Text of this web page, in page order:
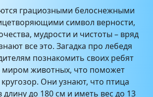
грациозными белоснежными
символ верности,
мудрости и чистоты – вряд
все это. Загадка про лебедя
познакомить своих ребят
миром животных, что поможет
Они узнают, что птица
до 180 см и иметь вес до 13